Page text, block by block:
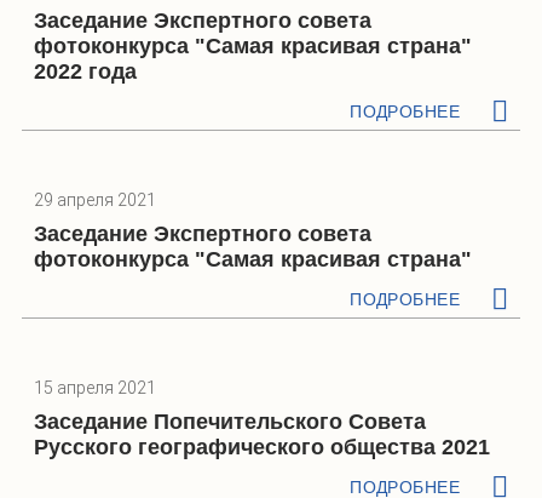
Заседание Экспертного совета
фотоконкурса "Самая красивая страна"
2022 года
ПОДРОБНЕЕ
29 апреля 2021
Заседание Экспертного совета
фотоконкурса "Самая красивая страна"
ПОДРОБНЕЕ
15 апреля 2021
Заседание Попечительского Совета
Русского географического общества 2021
ПОДРОБНЕЕ